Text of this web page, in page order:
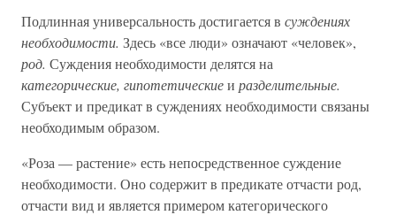
Подлинная универсальность достигается в суждениях
необходимости. Здесь «все люди» означают «человек»,
род. Суждения необходимости делятся на
категорические, гипотетическиеи разделительные.
Субъект и предикат в суждениях необходимости связаны
необходимым образом.
«Роза — растение» есть непосредственное суждение
необходимости. Оно содержит в предикате отчасти род,
отчасти вид и является примером категорического